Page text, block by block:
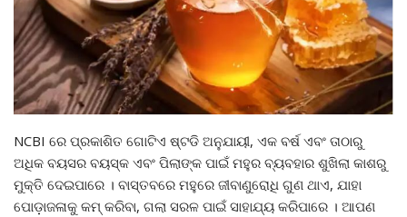
NCBI ରେ ପ୍ରକାଶିତ ଗୋଟିଏ ଷ୍ଟଡି ଅନୁଯାୟୀ, ଏକ ବର୍ଷ ଏବଂ ତାଠାରୁ
ଅଧିକ ବୟସର ବୟସ୍କ ଏବଂ ପିଲାଙ୍କ ପାଇଁ ମହୁର ବ୍ୟବହାର ଶୁଖିଲା କାଶରୁ
ମୁକ୍ତି ଦେଇପାରେ । ବାସ୍ତବରେ ମହୁରେ ଜୀବାଣୁରୋଧି ଗୁଣ ଥାଏ, ଯାହା
ପୋଡ଼ାଜଳାକୁ କମ୍ କରିବା, ଗଲା ସରଳ ପାଇଁ ସାହାଯ୍ୟ କରିପାରେ । ଆପଣ